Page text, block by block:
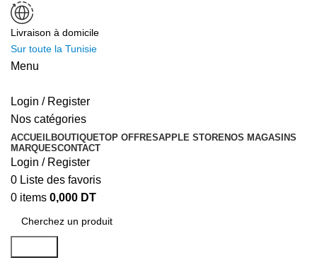
Livraison à domicile
Sur toute la Tunisie
Menu
Login / Register
Nos catégories
ACCUEILBOUTIQUETOP OFFRESAPPLE STORENOS MAGASINS
MARQUESCONTACT
Login / Register
0 Liste des favoris
0 items 0,000 DT